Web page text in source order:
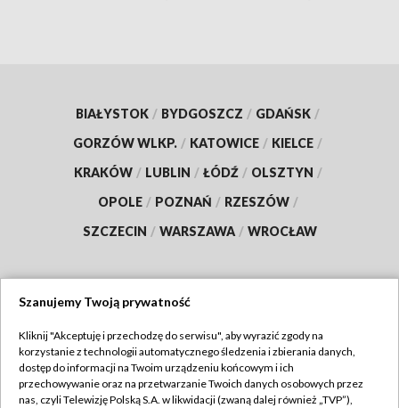
BIAŁYSTOK / BYDGOSZCZ / GDAŃSK /
GORZÓW WLKP. / KATOWICE / KIELCE /
KRAKÓW / LUBLIN / ŁÓDŹ / OLSZTYN /
OPOLE / POZNAŃ / RZESZÓW /
SZCZECIN / WARSZAWA / WROCŁAW
TVP
Abonament TVP
Regulamin TVP
Szanujemy Twoją prywatność
Kliknij "Akceptuję i przechodzę do serwisu", aby wyrazić zgody na
korzystanie z technologii automatycznego śledzenia i zbierania danych,
dostęp do informacji na Twoim urządzeniu końcowym i ich
przechowywanie oraz na przetwarzanie Twoich danych osobowych przez
nas, czyli Telewizję Polską S.A. w likwidacji (zwaną dalej również „TVP”),